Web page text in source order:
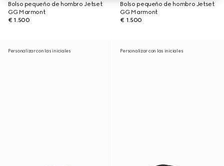
Bolso pequeño de hombro Jetset
GG Marmont
€ 1.500
Bolso pequeño de hombro Jetset
GG Marmont
€ 1.500
Personalizar con las iniciales Personalizar con las iniciales